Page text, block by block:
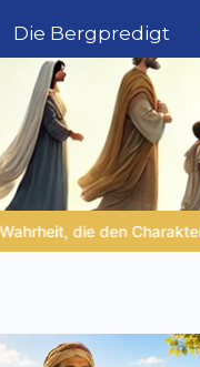
Die Bergpredigt
NOCH WACH? |